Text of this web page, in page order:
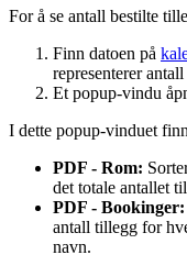
For å se antall bestilte
Finn datoen på
representerer antall
Et popup-vindu å
I dette popup-vinduet
PDF - Rom:
det totale antallet
PDF - Bookinger:
antall tillegg for
navn.